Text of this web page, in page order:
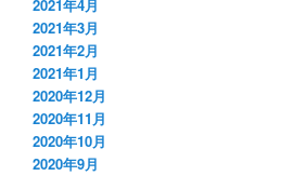
2021年4月
2021年3月
2021年2月
2021年1月
2020年12月
2020年11月
2020年10月
2020年9月